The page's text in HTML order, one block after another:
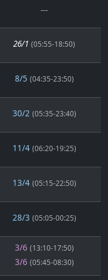
---
26/1 (05:55-18:50)
8/5 (04:35-23:50)
30/2 (05:35-23:40)
11/4 (06:20-19:25)
13/4 (05:15-22:50)
28/3 (05:05-00:25)
3/6 (13:10-17:50)
3/6 (05:45-08:30)